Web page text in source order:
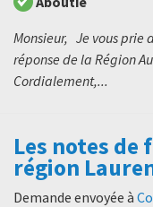
Monsieur, Je vous prie
réponse de la Région
Cordialement,...
Les notes de
région
Demande envoyée à